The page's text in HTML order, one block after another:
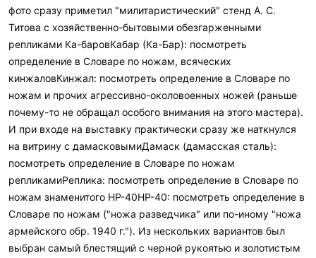
фото сразу приметил "милитаристический" стенд А. С.
Титова с хозяйственно-бытовыми обезгарженными
репликами Ка-баровКабар (Ка-Бар): посмотреть
определение в Словаре по ножам, всяческих
кинжаловКинжал: посмотреть определение в Словаре по
ножам и прочих агрессивно-околовоенных ножей (раньше
почему-то не обращал особого внимания на этого мастера).
И при входе на выставку практически сразу же наткнулся
на витрину с дамасковымиДамаск (дамасская сталь):
посмотреть определение в Словаре по ножам
репликамиРеплика: посмотреть определение в Словаре по
ножам знаменитого НР-40НР-40: посмотреть определение в
Словаре по ножам ("ножа разведчика" или по-иному "ножа
армейского обр. 1940 г."). Из нескольких вариантов был
выбран самый блестящий с черной рукоятью и золотистым